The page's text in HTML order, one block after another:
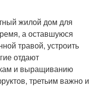
жилой дом для
а оставшуюся
травой, устроить
отдают
и выращиванию
третьим важно и